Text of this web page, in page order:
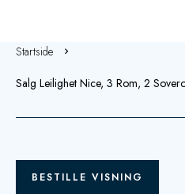
Startside
Salg Leilighet Nice, 3 Rom, 2
BESTILLE VISNING